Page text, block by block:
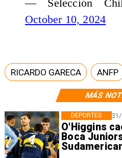
MÁS
O'Higgins
Boca
DEPORTES
— Selección
October 10, 2024
RICARDO GARECA ANFP